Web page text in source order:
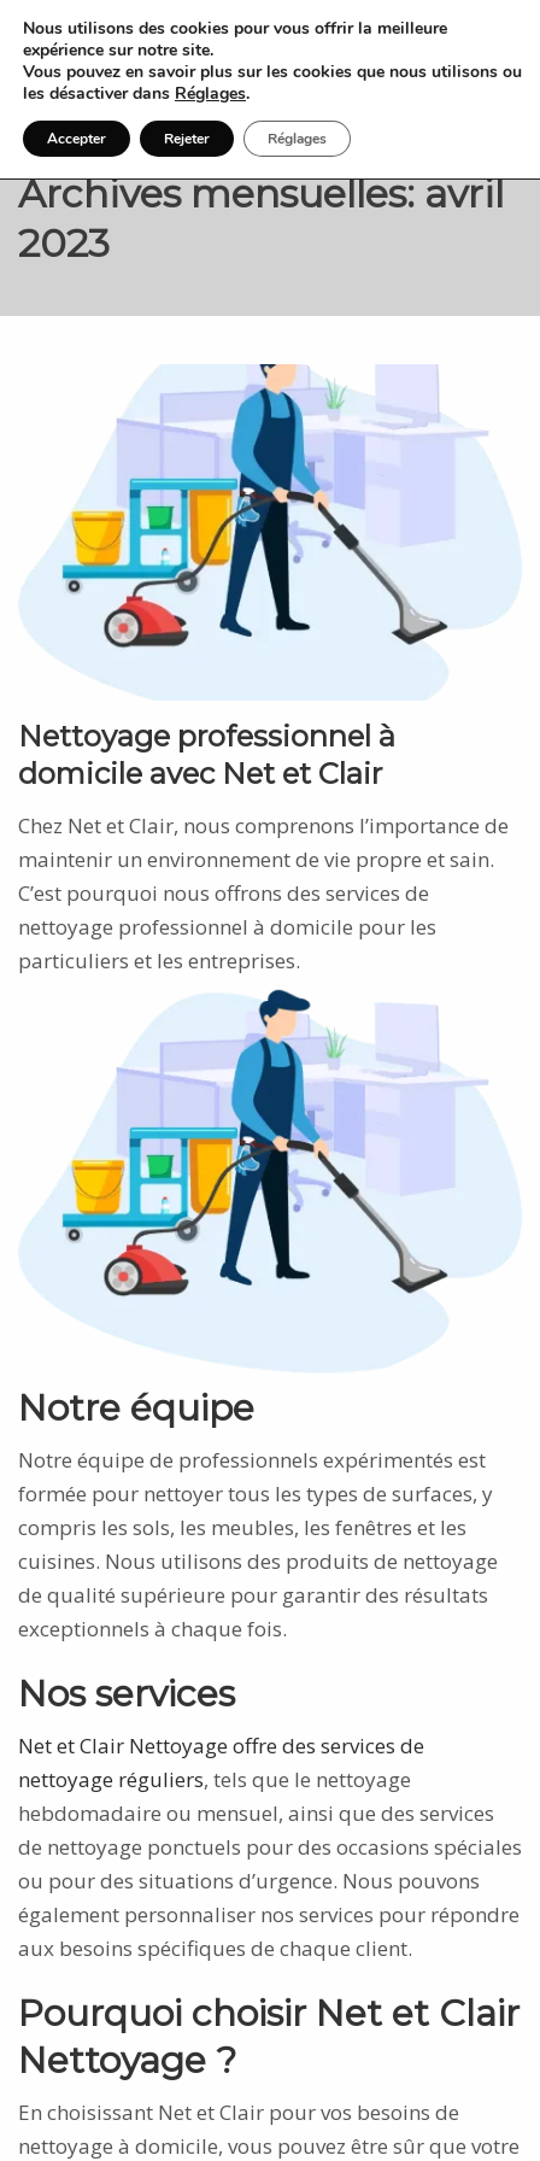
Archives mensuelles: avril
2023
Nettoyage professionnel à
domicile avec Net et Clair
Chez Net et Clair, nous comprenons l’importance de
maintenir un environnement de vie propre et sain.
C’est pourquoi nous offrons des services de
nettoyage professionnel à domicile pour les
particuliers et les entreprises.
Notre équipe
Notre équipe de professionnels expérimentés est
formée pour nettoyer tous les types de surfaces, y
compris les sols, les meubles, les fenêtres et les
cuisines. Nous utilisons des produits de nettoyage
de qualité supérieure pour garantir des résultats
exceptionnels à chaque fois.
Nos services
Net et Clair Nettoyage offre des services de
nettoyage réguliers, tels que le nettoyage
hebdomadaire ou mensuel, ainsi que des services
de nettoyage ponctuels pour des occasions spéciales
ou pour des situations d’urgence. Nous pouvons
également personnaliser nos services pour répondre
aux besoins spécifiques de chaque client.
Pourquoi choisir Net et Clair
Nettoyage ?
En choisissant Net et Clair pour vos besoins de
nettoyage à domicile, vous pouvez être sûr que votre
Nous utilisons des cookies pour vous offrir la meilleure
expérience sur notre site.
Vous pouvez en savoir plus sur les cookies que nous utilisons ou
les désactiver dans Réglages.
Accepter Rejeter Réglages